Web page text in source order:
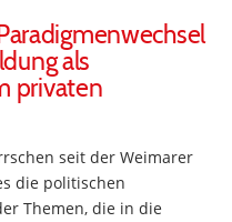
als
privaten
seit der Weimarer
die politischen
Themen, die in die